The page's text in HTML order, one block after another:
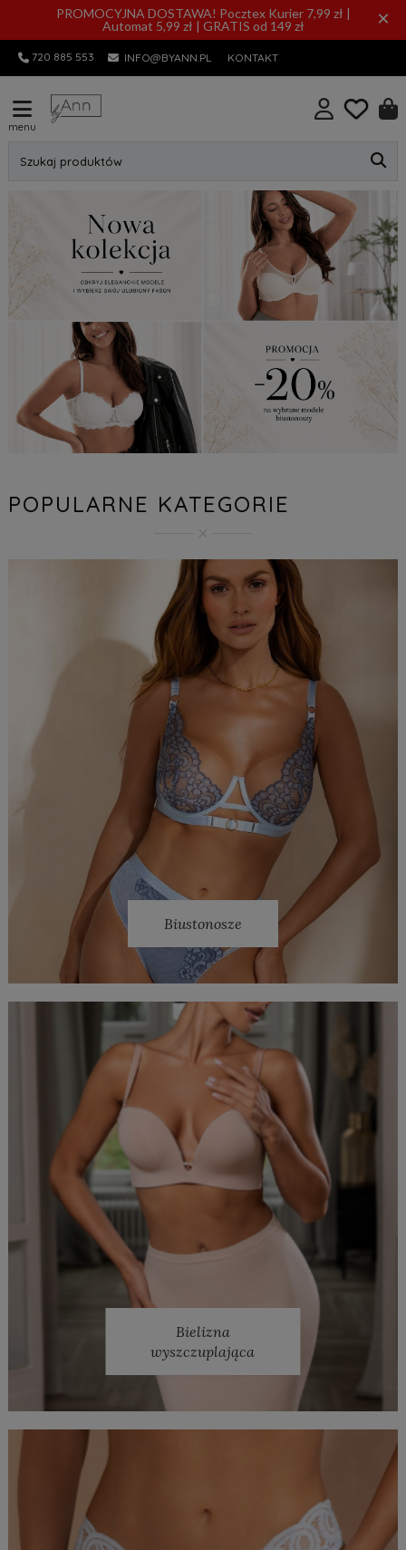
PROMOCYJNA DOSTAWA! Pocztex Kurier 7,99 zł |
Automat 5,99 zł | GRATIS od 149 zł
×
720 885 553 INFO@BYANN.PL KONTAKT
menu
Szukaj produktów
POPULARNE KATEGORIE
Biustonosze
Bielizna
wyszczuplająca